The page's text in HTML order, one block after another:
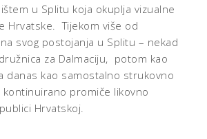
u Splitu koja okuplja vizualne
Hrvatske. Tijekom više od
svog postojanja u Splitu – nekad
za Dalmaciju, potom kao
danas kao samostalno strukovno
promiče likovno
Hrvatskoj.